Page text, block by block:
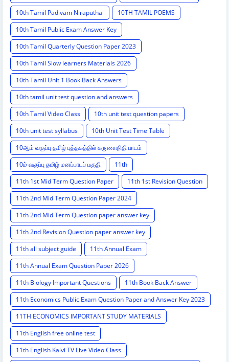
10th Tamil Padivam Niraputhal
10TH TAMIL POEMS
10th Tamil Public Exam Answer Key
10th Tamil Quarterly Question Paper 2023
10th Tamil Slow learners Materials 2026
10th Tamil Unit 1 Book Back Answers
10th tamil unit test question and answers
10th Tamil Video Class
10th unit test question papers
10th unit test syllabus
10th Unit Test Time Table
10ஆம் வகுப்பு தமிழ் புத்தகத்தில் கருணாநிதி பாடம்
10ம் வகுப்பு தமிழ் மனப்பாடப் பகுதி
11th
11th 1st Mid Term Question Paper
11th 1st Revision Question
11th 2nd Mid Term Question Paper 2024
11th 2nd Mid Term Question paper answer key
11th 2nd Revision Question paper answer key
11th all subject guide
11th Annual Exam
11th Annual Exam Question Paper 2026
11th Biology Important Questions
11th Book Back Answer
11th Economics Public Exam Question Paper and Answer Key 2023
11TH ECONOMICS IMPORTANT STUDY MATERIALS
11th English free online test
11th English Kalvi TV Live Video Class